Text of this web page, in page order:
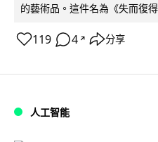
的藝術品。這件名為《失而復
119 4 ↗ 分享
人工智能